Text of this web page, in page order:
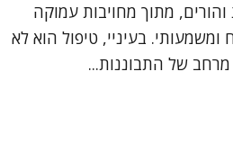
והורים, מתוך מחויבות עמוקה
ומשמעותי. בעיניי, טיפול הוא לא
של התבוננות...